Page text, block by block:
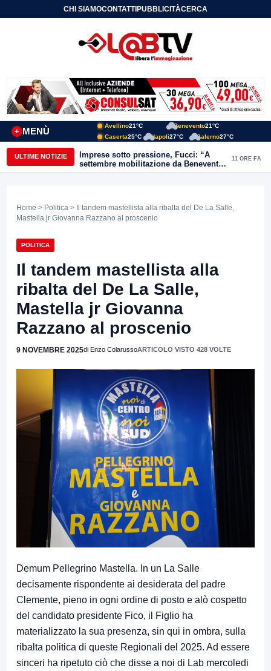
CHI SIAMOCONTATTIPUBBLICITÀCERCA
MENÙ
+
Avellino21°C Benevento21°C
Caserta25°C Napoli27°C Salerno27°C
ULTIME NOTIZIE
Imprese sotto pressione, Fucci: “A
settembre mobilitazione da Benevento
e Avellino”
11 ORE FA
Home > Politica > Il tandem mastellista alla ribalta del De La Salle,
Mastella jr Giovanna Razzano al proscenio
POLITICA
Il tandem mastellista alla
ribalta del De La Salle,
Mastella jr Giovanna
Razzano al proscenio
9 NOVEMBRE 2025di Enzo ColarussoARTICOLO VISTO 428 VOLTE
Demum Pellegrino Mastella. In un La Salle
decisamente rispondente ai desiderata del padre
Clemente, pieno in ogni ordine di posto e alò cospetto
del candidato presidente Fico, il Figlio ha
materializzato la sua presenza, sin qui in ombra, sulla
ribalta politica di queste Regionali del 2025. Ad essere
sinceri ha ripetuto ciò che disse a noi di Lab mercoledi